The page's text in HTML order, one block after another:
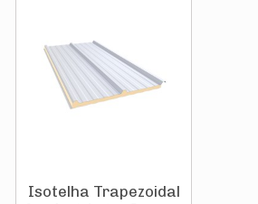
Isotelha Trapezoidal